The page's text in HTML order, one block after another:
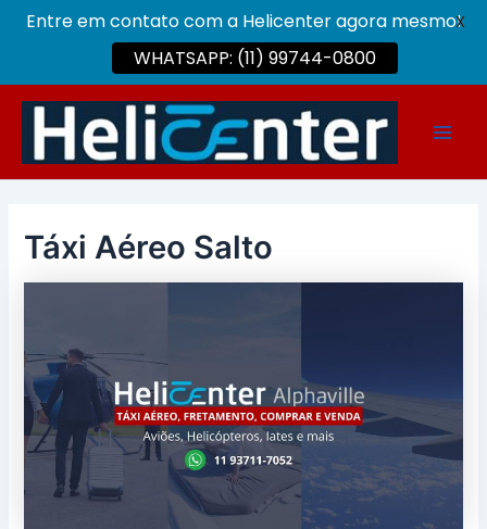
conteúdo
Táxi Aéreo Salto
Entre em contato com a Helicenter agora mesmo!
WHATSAPP: (11) 99744-0800
X